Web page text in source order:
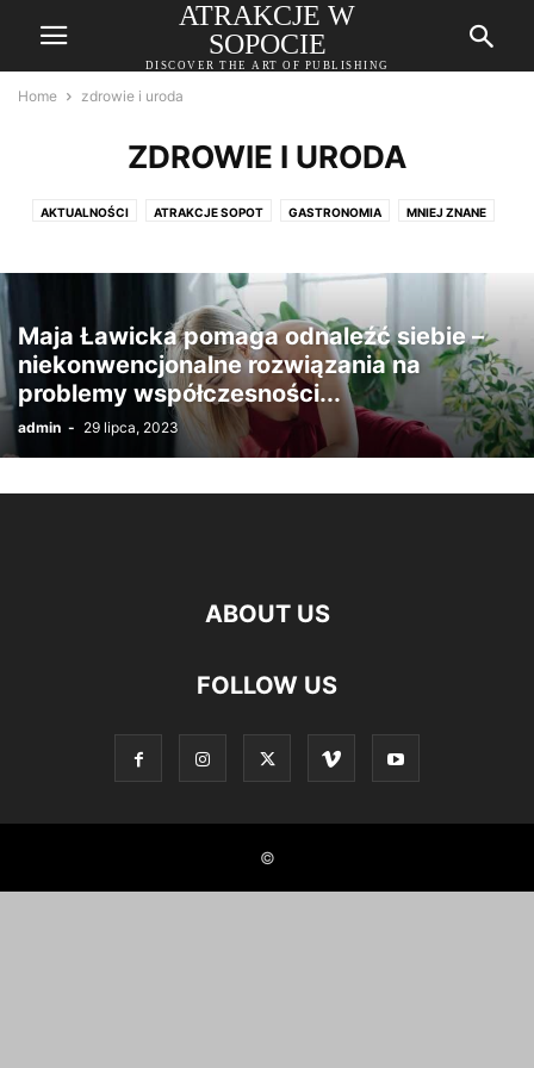
ATRAKCJE W
SOPOCIE
DISCOVER THE ART OF PUBLISHING
Home zdrowie i uroda
ZDROWIE I URODA
AKTUALNOŚCI ATRAKCJE SOPOT GASTRONOMIA MNIEJ ZNANE
Maja Ławicka pomaga odnaleźć siebie –
niekonwencjonalne rozwiązania na
problemy współczesności...
admin - 29 lipca, 2023
ABOUT US
FOLLOW US
©